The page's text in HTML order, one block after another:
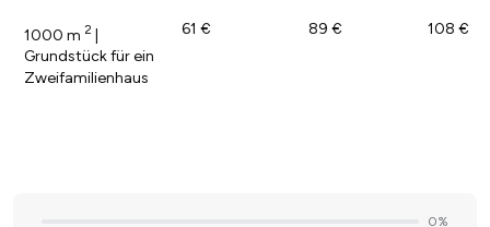
1000 m 2 |
Grundstück für ein
Zweifamilienhaus
61 € 89 € 108 €